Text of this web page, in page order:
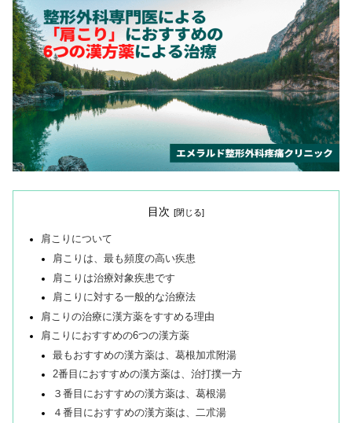
目次
肩こりについて
肩こりは、最も頻度の高い疾患
肩こりは治療対象疾患です
肩こりに対する一般的な治療法
肩こりの治療に漢方薬をすすめる理由
肩こりにおすすめの6つの漢方薬
最もおすすめの漢方薬は、葛根加朮附湯
2番目におすすめの漢方薬は、治打撲一方
３番目におすすめの漢方薬は、葛根湯
４番目におすすめの漢方薬は、二朮湯